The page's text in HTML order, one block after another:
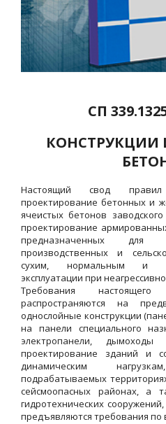
СП
КОНСТРУКЦИИ
Настоящий свод правил
проектирование бетонных и
ячеистых бетонов
проектирование
предназначенных для
производственных и
сухим, нормальным и
эксплуатации при
Требования
распространяются на
однослойные конструкции
на панели специального
электропанели,
проектирование зданий и
динамическим
подрабатываемых
сейсмоопасных районах, а
гидротехнических
предъявляются требования